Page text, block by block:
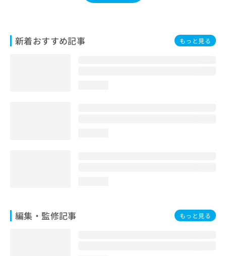
新着おすすめ記事 もっと見る
編集・監修記事 もっと見る
合
わ